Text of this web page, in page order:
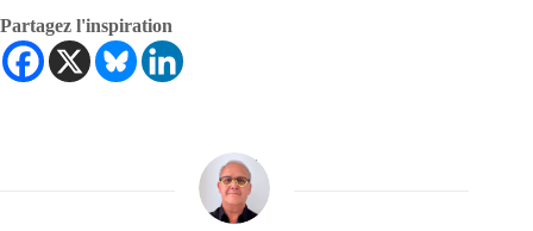
Partagez l'inspiration